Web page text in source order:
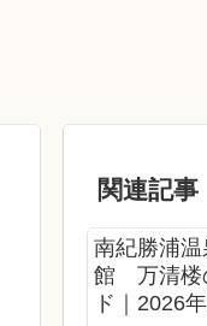
関連記事
南紀勝浦
館 万清楼
ド｜2026